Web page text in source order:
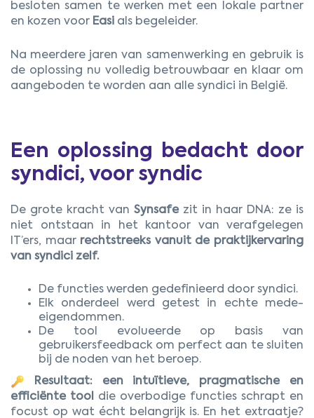
besloten samen te werken met een lokale partner
en kozen voor Easi als begeleider.
Na meerdere jaren van samenwerking en gebruik is
de oplossing nu volledig betrouwbaar en klaar om
aangeboden te worden aan alle syndici in België.
Een oplossing bedacht door
syndici, voor syndic
De grote kracht van Synsafezit in haar DNA: ze is
niet ontstaan in het kantoor van verafgelegen
IT’ers, maar rechtstreeks vanuit de praktijkervaring
van syndici zelf.
De functies werden gedefinieerd door syndici.
Elk onderdeel werd getest in echte mede-
eigendommen.
De tool evolueerde op basis van
gebruikersfeedback om perfect aan te sluiten
bij de noden van het beroep.
Resultaat: een intuïtieve, pragmatische en
efficiënte tool
die overbodige functies schrapt en
focust op wat écht belangrijk is. En het extraatje?